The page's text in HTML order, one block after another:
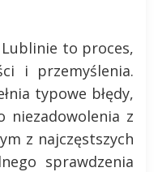
to proces,
i przemyślenia.
typowe błędy,
niezadowolenia z
z najczęstszych
sprawdzenia